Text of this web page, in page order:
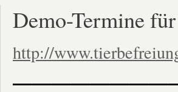
Demo-Termine
http://